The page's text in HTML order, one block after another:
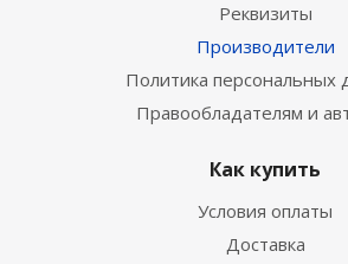
Реквизиты
Производители
Политика персональных
Правообладателям и
Как купить
Условия оплаты
Доставка